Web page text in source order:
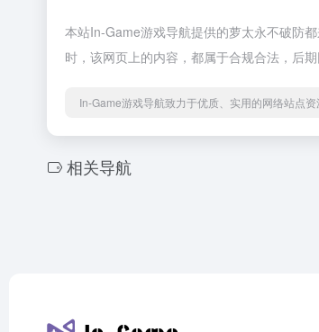
本站In-Game游戏导航提供的萝太永不破防
时，该网页上的内容，都属于合规合法，后
In-Game游戏导航致力于优质、实用的网络站点资
相关导航